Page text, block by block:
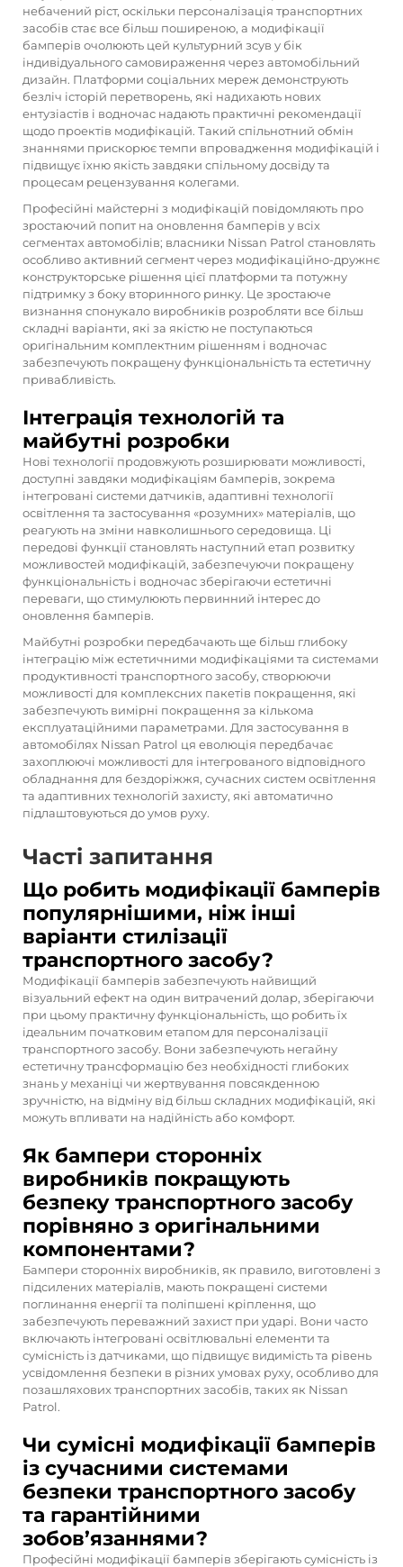
небачений ріст, оскільки персоналізація транспортних
засобів стає все більш поширеною, а модифікації
бамперів очолюють цей культурний зсув у бік
індивідуального самовираження через автомобільний
дизайн. Платформи соціальних мереж демонструють
безліч історій перетворень, які надихають нових
ентузіастів і водночас надають практичні рекомендації
щодо проектів модифікацій. Такий спільнотний обмін
знаннями прискорює темпи впровадження модифікацій і
підвищує їхню якість завдяки спільному досвіду та
процесам рецензування колегами.
Професійні майстерні з модифікацій повідомляють про
зростаючий попит на оновлення бамперів у всіх
сегментах автомобілів; власники Nissan Patrol становлять
особливо активний сегмент через модифікаційно-дружнє
конструкторське рішення цієї платформи та потужну
підтримку з боку вторинного ринку. Це зростаюче
визнання спонукало виробників розробляти все більш
складні варіанти, які за якістю не поступаються
оригінальним комплектним рішенням і водночас
забезпечують покращену функціональність та естетичну
привабливість.
Інтеграція технологій та
майбутні розробки
Нові технології продовжують розширювати можливості,
доступні завдяки модифікаціям бамперів, зокрема
інтегровані системи датчиків, адаптивні технології
освітлення та застосування «розумних» матеріалів, що
реагують на зміни навколишнього середовища. Ці
передові функції становлять наступний етап розвитку
можливостей модифікацій, забезпечуючи покращену
функціональність і водночас зберігаючи естетичні
переваги, що стимулюють первинний інтерес до
оновлення бамперів.
Майбутні розробки передбачають ще більш глибоку
інтеграцію між естетичними модифікаціями та системами
продуктивності транспортного засобу, створюючи
можливості для комплексних пакетів покращення, які
забезпечують вимірні покращення за кількома
експлуатаційними параметрами. Для застосування в
автомобілях Nissan Patrol ця еволюція передбачає
захоплюючі можливості для інтегрованого відповідного
обладнання для бездоріжжя, сучасних систем освітлення
та адаптивних технологій захисту, які автоматично
підлаштовуються до умов руху.
Часті запитання
Що робить модифікації бамперів
популярнішими, ніж інші
варіанти стилізації
транспортного засобу?
Модифікації бамперів забезпечують найвищий
візуальний ефект на один витрачений долар, зберігаючи
при цьому практичну функціональність, що робить їх
ідеальним початковим етапом для персоналізації
транспортного засобу. Вони забезпечують негайну
естетичну трансформацію без необхідності глибоких
знань у механіці чи жертвування повсякденною
зручністю, на відміну від більш складних модифікацій, які
можуть впливати на надійність або комфорт.
Як бампери сторонніх
виробників покращують
безпеку транспортного засобу
порівняно з оригінальними
компонентами?
Бампери сторонніх виробників, як правило, виготовлені з
підсилених матеріалів, мають покращені системи
поглинання енергії та поліпшені кріплення, що
забезпечують переважний захист при ударі. Вони часто
включають інтегровані освітлювальні елементи та
сумісність із датчиками, що підвищує видимість та рівень
усвідомлення безпеки в різних умовах руху, особливо для
позашляхових транспортних засобів, таких як Nissan
Patrol.
Чи сумісні модифікації бамперів
із сучасними системами
безпеки транспортного засобу
та гарантійними
зобов’язаннями?
Професійні модифікації бамперів зберігають сумісність із